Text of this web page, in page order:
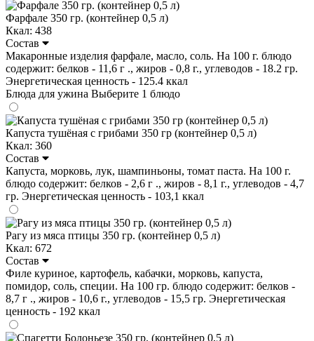
Фарфале 350 гр. (контейнер 0,5 л)
Ккал: 438
Состав
Макаронные изделия фарфале, масло, соль. На 100 г. блюдо
содержит: белков - 11,6 г ., жиров - 0,8 г., углеводов - 18.2 гр.
Энергетическая ценность - 125.4 ккал
Блюда для ужина Выберите 1 блюдо
Капуста тушёная с грибами 350 гр (контейнер 0,5 л)
Ккал: 360
Состав
Капуста, морковь, лук, шампиньоны, томат паста. На 100 г.
блюдо содержит: белков - 2,6 г ., жиров - 8,1 г., углеводов - 4,7
гр. Энергетическая ценность - 103,1 ккал
Рагу из мяса птицы 350 гр. (контейнер 0,5 л)
Ккал: 672
Состав
Филе куриное, картофель, кабачки, морковь, капуста,
помидор, соль, специи. На 100 гр. блюдо содержит: белков -
8,7 г ., жиров - 10,6 г., углеводов - 15,5 гр. Энергетическая
ценность - 192 ккал